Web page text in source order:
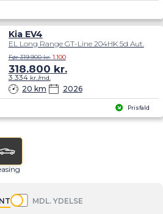
Prisfald
Kia EV4
EL Long Range GT-Line 204HK 5d Aut.
20 km 2026
Før 319.900 kr. 1.100
318.800 kr.
3.334kr./md.
MDL. YDELSE